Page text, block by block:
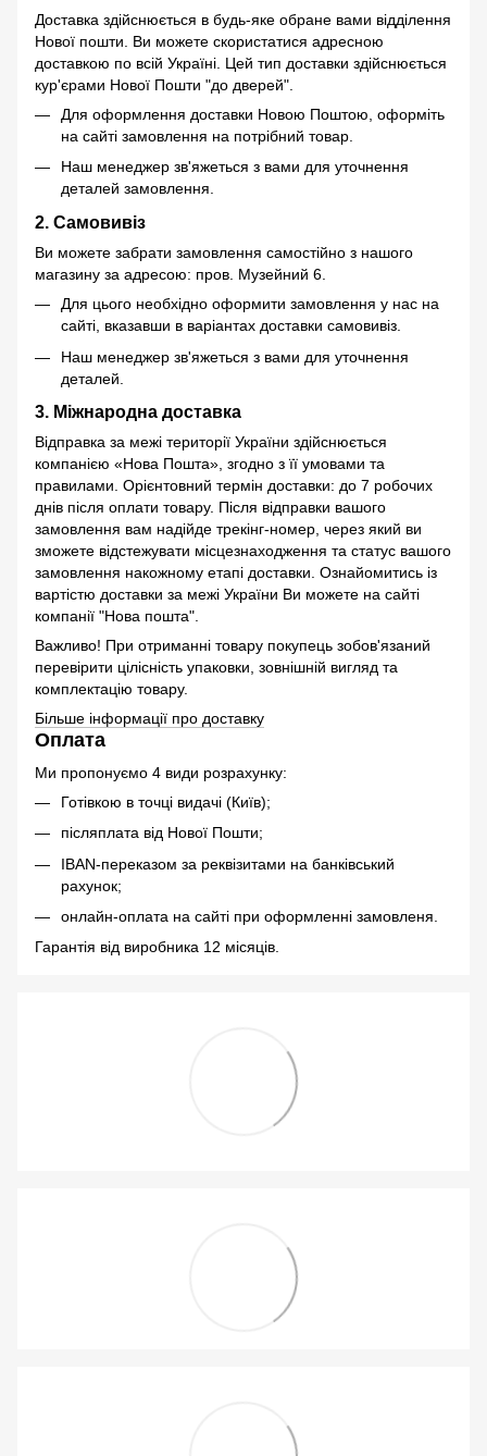
Доставка здійснюється в будь-яке обране вами відділення
Нової пошти. Ви можете скористатися адресною
доставкою по всій Україні. Цей тип доставки здійснюється
кур'єрами Нової Пошти "до дверей".
Для оформлення доставки Новою Поштою, оформіть
на сайті замовлення на потрібний товар.
Наш менеджер зв'яжеться з вами для уточнення
деталей замовлення.
2. Самовивіз
Ви можете забрати замовлення самостійно з нашого
магазину за адресою: пров. Музейний 6.
Для цього необхідно оформити замовлення у нас на
сайті, вказавши в варіантах доставки самовивіз.
Наш менеджер зв'яжеться з вами для уточнення
деталей.
3. Міжнародна доставка
Відправка за межі території України здійснюється
компанією «Нова Пошта», згодно з її умовами та
правилами. Орієнтовний термін доставки: до 7 робочих
днів після оплати товару. Після відправки вашого
замовлення вам надійде трекінг-номер, через який ви
зможете відстежувати місцезнаходження та статус вашого
замовлення накожному етапі доставки. Ознайомитись із
вартістю доставки за межі України Ви можете на сайті
компанії "Нова пошта".
Важливо! При отриманні товару покупець зобов'язаний
перевірити цілісність упаковки, зовнішній вигляд та
комплектацію товару.
Більше інформації про доставку
Оплата
Ми пропонуємо 4 види розрахунку:
Готівкою в точці видачі (Київ);
післяплата від Нової Пошти;
IBAN-переказом за реквізитами на банківський
рахунок;
онлайн-оплата на сайті при оформленні замовленя.
Гарантія від виробника 12 місяців.